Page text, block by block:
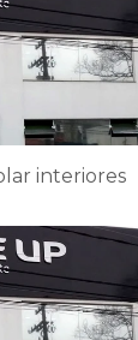
interiores